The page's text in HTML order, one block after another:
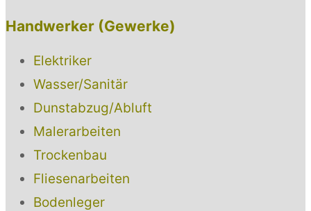
Handwerker (Gewerke)
Elektriker
Wasser/Sanitär
Dunstabzug/Abluft
Malerarbeiten
Trockenbau
Fliesenarbeiten
Bodenleger